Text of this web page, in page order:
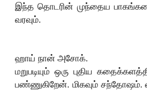
இந்த தொடரின் முந்தைய பாகங்களை
வரவும்.
ஹாய் நான் அசோக்.
மறுபடியும் ஒரு புதிய
பண்ணுகிறேன். மிகவும்